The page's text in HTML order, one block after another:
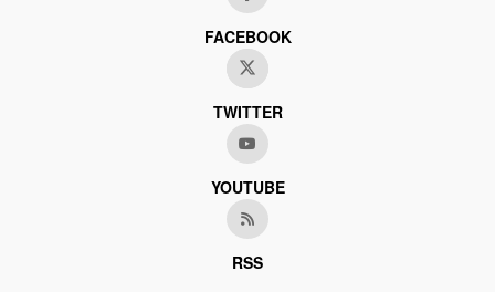
FACEBOOK
TWITTER
YOUTUBE
RSS